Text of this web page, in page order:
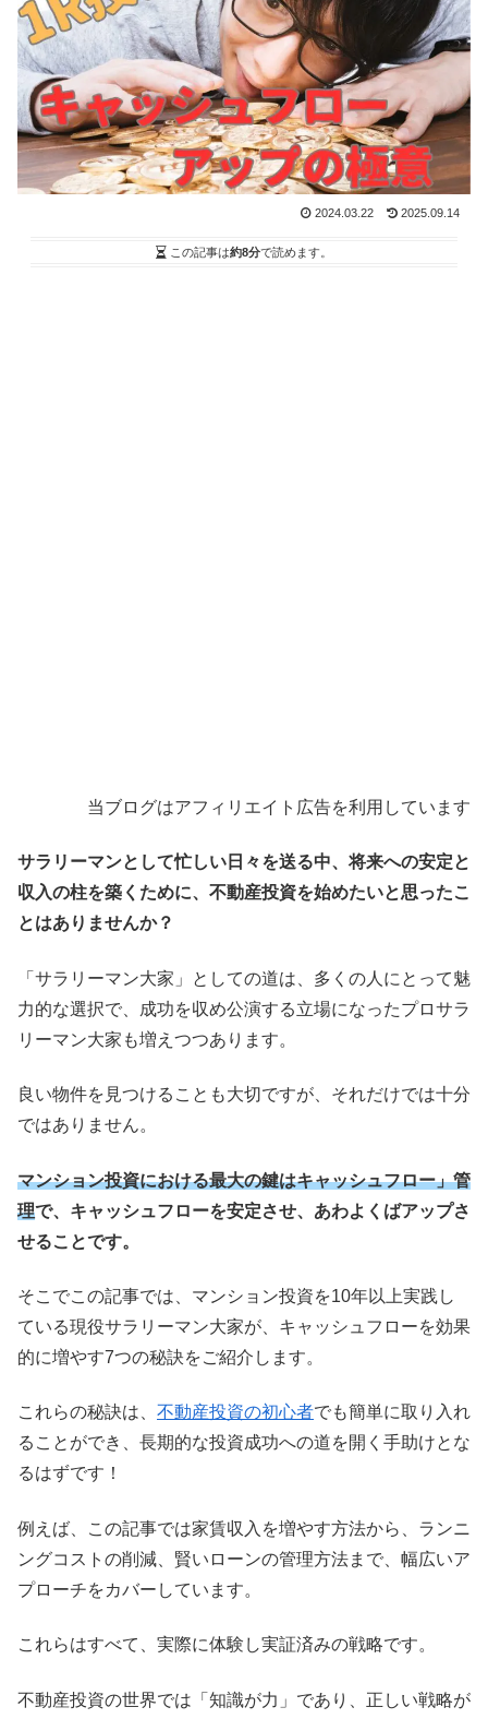
2024.03.22 2025.09.14
この記事は約8分で読めます。
当ブログはアフィリエイト広告を利用しています
サラリーマンとして忙しい日々を送る中、将来への安定と
収入の柱を築くために、不動産投資を始めたいと思ったこ
とはありませんか？
「サラリーマン大家」としての道は、多くの人にとって魅
力的な選択で、成功を収め公演する立場になったプロサラ
リーマン大家も増えつつあります。
良い物件を見つけることも大切ですが、それだけでは十分
ではありません。
マンション投資における最大の鍵はキャッシュフロー」管
理で、キャッシュフローを安定させ、あわよくばアップさ
せることです。
そこでこの記事では、マンション投資を10年以上実践し
ている現役サラリーマン大家が、キャッシュフローを効果
的に増やす7つの秘訣をご紹介します。
これらの秘訣は、 不動産投資の初心者でも簡単に取り入れ
ることができ、長期的な投資成功への道を開く手助けとな
るはずです！
例えば、この記事では家賃収入を増やす方法から、ランニ
ングコストの削減、賢いローンの管理方法まで、幅広いア
プローチをカバーしています。
これらはすべて、実際に体験し実証済みの戦略です。
不動産投資の世界では「知識が力」であり、正しい戦略が